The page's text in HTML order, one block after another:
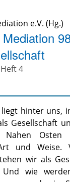
e.V. (Hg.)
4
liegt hinter uns,
Gesellschaft
Osten
und Weise.
wir als
Und wie